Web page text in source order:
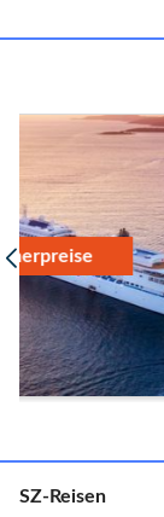
SZ-Reisen